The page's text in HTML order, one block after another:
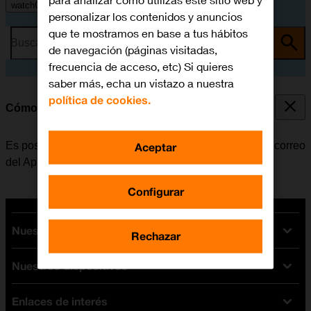
watchOS 11
Busca por problema o tema
Cómo leer correo electrónico
Es posible recibir correo electrónico de las cuentas de correo
del Apple Watch.
Nuestras tarifas
Tarifas Orange
Tarifas fibra y móvil
Nuestros dispositivos
Ofertas en móviles
Enlaces de interés
personalizar los contenidos y anuncios
que te mostramos en base a tus hábitos
de navegación (páginas visitadas,
frecuencia de acceso, etc) Si quieres
saber más, echa un vistazo a nuestra
política de cookies.
Configurar
Rechazar
Aceptar